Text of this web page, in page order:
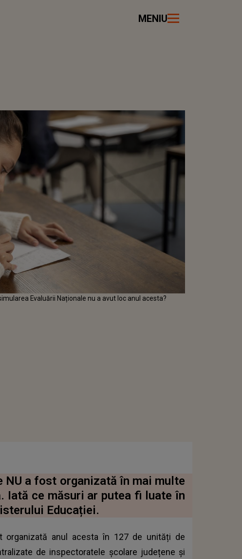
MENIU
Evaluării Naționale nu a avut loc anul acesta?
NU a fost organizată în mai multe
Iată ce măsuri ar putea fi luate în
Educației.
organizată anul acesta în 127 de unități de
de inspectoratele școlare județene și